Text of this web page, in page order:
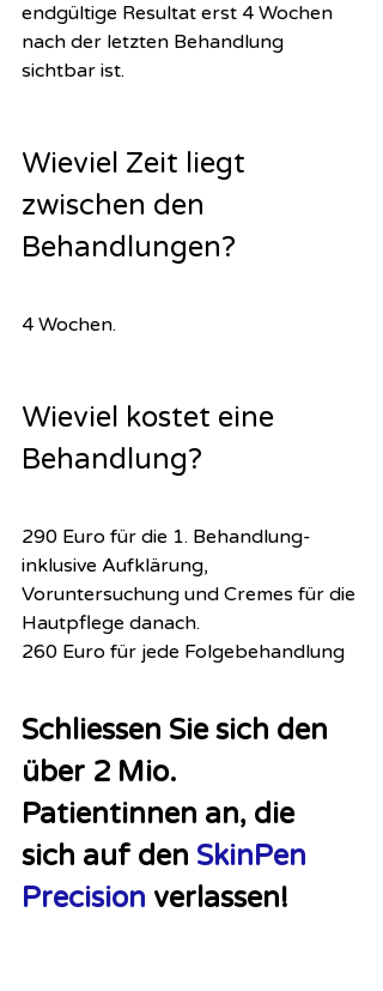
endgültige Resultat erst 4 Wochen
nach der letzten Behandlung
sichtbar ist.
Wieviel Zeit liegt
zwischen den
Behandlungen?
4 Wochen.
Wieviel kostet eine
Behandlung?
290 Euro für die 1. Behandlung-
inklusive Aufklärung,
Voruntersuchung und Cremes für die
Hautpflege danach.
260 Euro für jede Folgebehandlung
Schliessen Sie sich den
über 2 Mio.
Patientinnen an, die
sich auf den SkinPen
Precision verlassen!